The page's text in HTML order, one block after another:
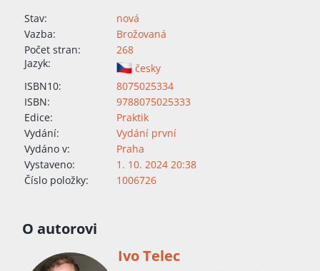
Stav:
nová
Vazba:
Brožovaná
Počet stran:
268
Jazyk:
česky
ISBN10:
8075025334
ISBN:
9788075025333
Edice:
Praktik
Vydání:
Vydání první
Vydáno v:
Praha
Vystaveno:
1. 10. 2024 20:38
Číslo položky:
1006726
O autorovi
Ivo Telec